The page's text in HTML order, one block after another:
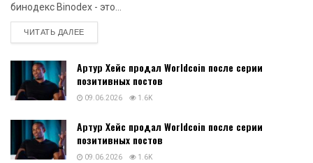
бинодекс Binodex - это...
ЧИТАТЬ ДАЛЕЕDETAILS
Артур Хейс продал Worldcoin после серии
позитивных постов
09.06.2026 1.6K
Артур Хейс продал Worldcoin после серии
позитивных постов
09.06.2026 1.6K